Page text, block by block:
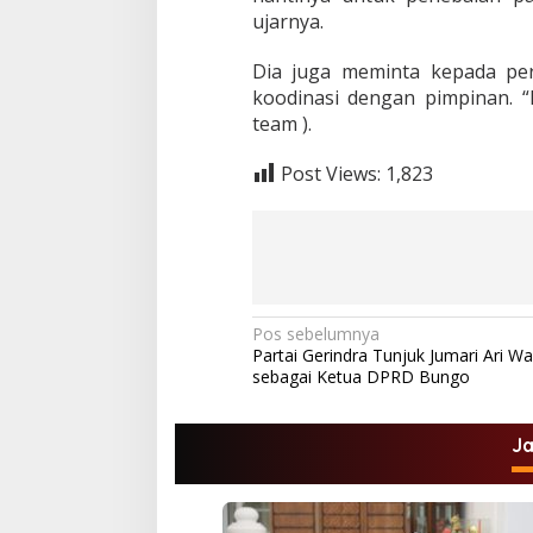
ujarnya.
Dia juga meminta kepada
koodinasi dengan pimpinan.
team ).
Post Views: 1,823
N
a
a
Pos sebelumnya
Partai Gerindra Tunjuk Jumari Ari
sebagai Ketua DPRD Bungo